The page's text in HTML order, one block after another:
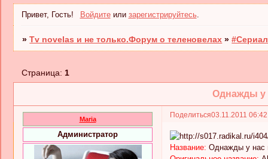
Привет, Гость! Войдитеили зарегистрируйтесь.
»Tv novelas и не только.Форум о теленовелах »
Однажды у
Страница:1
Поделиться03.11.2011
Maria
Администратор
Название: Однажды у нас